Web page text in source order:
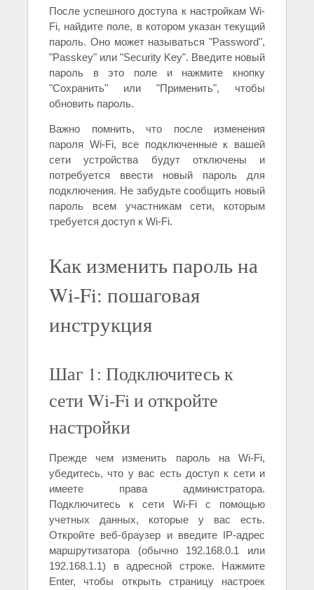
После успешного доступа к настройкам Wi-
Fi, найдите поле, в котором указан текущий
пароль. Оно может называться "Password",
"Passkey" или "Security Key". Введите новый
пароль в это поле и нажмите кнопку
"Сохранить" или "Применить", чтобы
обновить пароль.
Важно помнить, что после изменения
пароля Wi-Fi, все подключенные к вашей
сети устройства будут отключены и
потребуется ввести новый пароль для
подключения. Не забудьте сообщить новый
пароль всем участникам сети, которым
требуется доступ к Wi-Fi.
Как изменить пароль на
Wi-Fi: пошаговая
инструкция
Шаг 1: Подключитесь к
сети Wi-Fi и откройте
настройки
Прежде чем изменить пароль на Wi-Fi,
убедитесь, что у вас есть доступ к сети и
имеете права администратора.
Подключитесь к сети Wi-Fi с помощью
учетных данных, которые у вас есть.
Откройте веб-браузер и введите IP-адрес
маршрутизатора (обычно 192.168.0.1 или
192.168.1.1) в адресной строке. Нажмите
Enter, чтобы открыть страницу настроек